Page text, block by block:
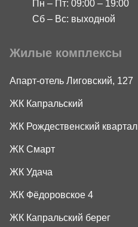
Пн – Пт: 09:00 – 19:00
Сб – Вс: выходной
Жилые комплексы
Апарт-отель Лиговский, 127
ЖК Капральский
ЖК Рождественский квартал
ЖК Смарт
ЖК Удача
ЖК Фёдоровское 4
ЖК Капральский берег